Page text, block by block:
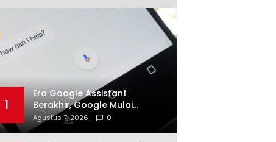
1
Era Google Assistant
Berakhir, Google Mulai
Migrasikan Pengguna ke
Gemini Secara Bertahap
Agustus 7, 2026 0